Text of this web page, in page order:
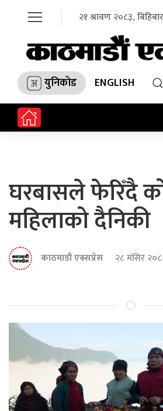
२१ श्रावण २०८३, बिहिबार
युनिकोड ENGLISH
घरबासले फेरिँदै
महिलाको दैनिकी
काठमाडौं एक्सप्रेस २८ मंसिर